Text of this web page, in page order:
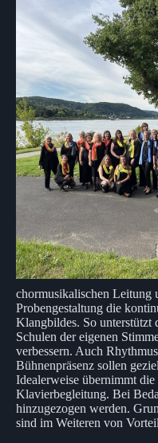
chormusikalischen Leitung
Probengestaltung die
Klangbildes. So unterstützt
Schulen der eigenen
verbessern. Auch
Bühnenpräsenz sollen
Idealerweise übernimmt
Klavierbegleitung. Bei
hinzugezogen werden.
sind im Weiteren von